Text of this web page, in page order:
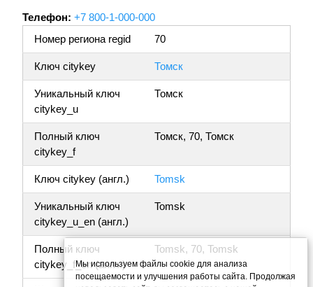
Телефон: +7 800-1-000-000
Номер региона regid
70
Ключ citykey Томск
Уникальный ключ
citykey_u
Томск
Полный ключ
citykey_f
Томск, 70, Томск
Ключ citykey (англ.) Tomsk
Уникальный ключ
citykey_u_en (англ.)
Tomsk
Полный ключ
citykey_f_en (англ.)
Tomsk, 70, Tomsk
Мы используем файлы cookie для анализа
посещаемости и улучшения работы сайта. Продолжая